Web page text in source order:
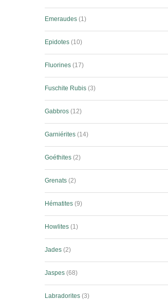
Emeraudes 1
Epidotes 10
Fluorines 17
Fuschite Rubis 3
Gabbros 12
Garniérites 14
Goéthites 2
Grenats 2
Hématites 9
Howlites 1
Jades 2
Jaspes 68
Labradorites 3